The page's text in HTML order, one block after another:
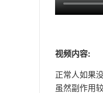
视频内容:
正常人如果
虽然副作用